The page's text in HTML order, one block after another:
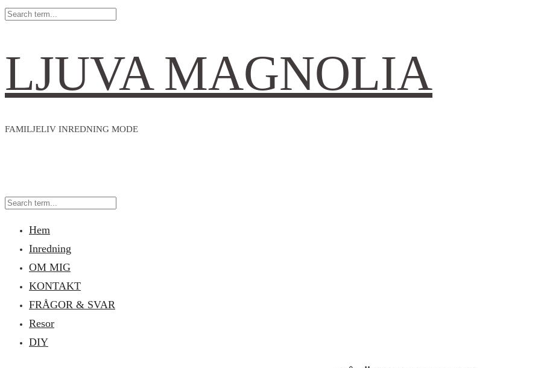
LJUVA MAGNOLIA
FAMILJELIV INREDNING MODE
Hem
Inredning
OM MIG
KONTAKT
FRÅGOR & SVAR
Resor
DIY